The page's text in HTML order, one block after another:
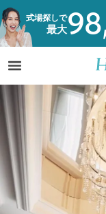
式場探しで
最大